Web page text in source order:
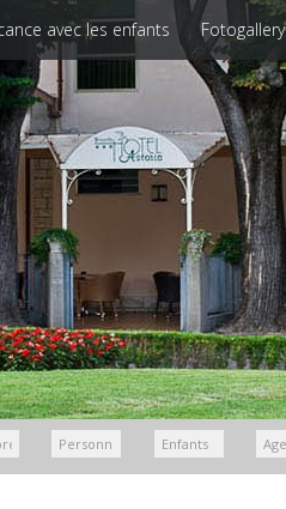
avec les enfants Fotogallery